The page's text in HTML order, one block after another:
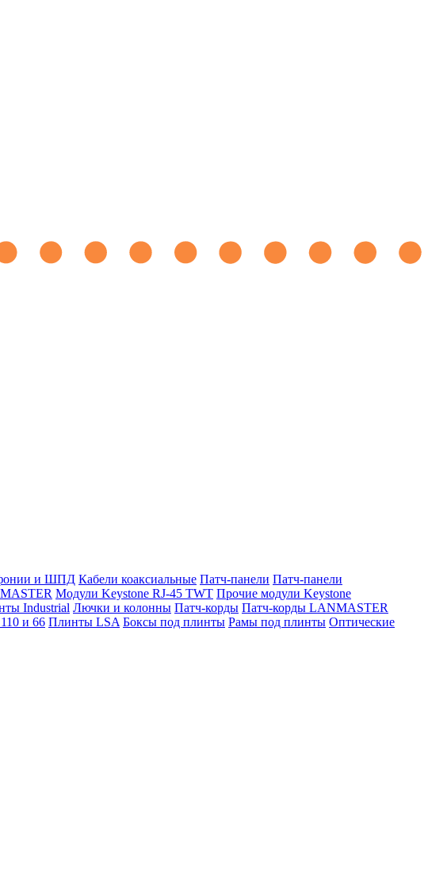
и ШПД Кабели коаксиальные Патч-панели Патч-панели
Модули Keystone RJ-45 TWT Прочие модули Keystone
Industrial Лючки и колонны Патч-корды Патч-корды LANMASTER
и 66 Плинты LSA Боксы под плинты Рамы под плинты Оптические